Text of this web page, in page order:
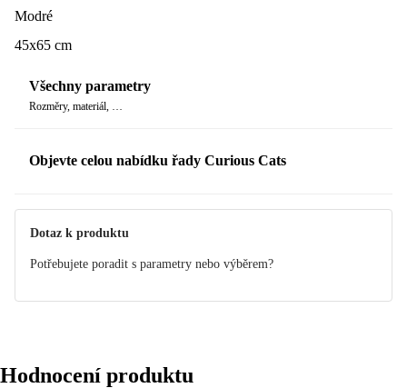
Modré
45x65 cm
Všechny parametry
Rozměry, materiál, …
Objevte celou nabídku řady Curious Cats
Dotaz k produktu
Potřebujete poradit s parametry nebo výběrem?
Hodnocení produktu